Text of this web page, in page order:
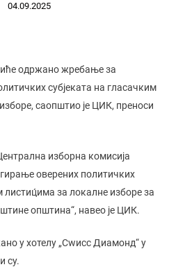
04.09.2025
одржано жребање за
субјеката на гласачким
саопштио је ЦИК, преноси
изборна комисија
оверених политичких
листиц́има за локалне изборе за
општина“, навео је ЦИК.
у хотелу „Сwисс Диамонд“ у
су.